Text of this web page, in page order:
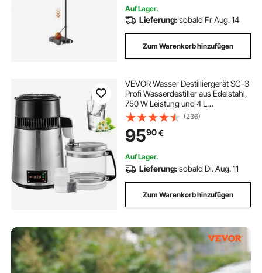
Auf Lager.
Lieferung:sobald Fr Aug. 14
Zum Warenkorb hinzufügen
VEVOR Wasser Destilliergerät SC-3
Profi Wasserdestiller aus Edelstahl,
750 W Leistung und 4 L
Fassungsvermögen
Wasserdestilliergerät, für Labors,
Krankenhäuser, Büros,
Destillationseffizienz 1L / h
(236)
9590€
Auf Lager.
Lieferung:sobald Di. Aug. 11
Zum Warenkorb hinzufügen